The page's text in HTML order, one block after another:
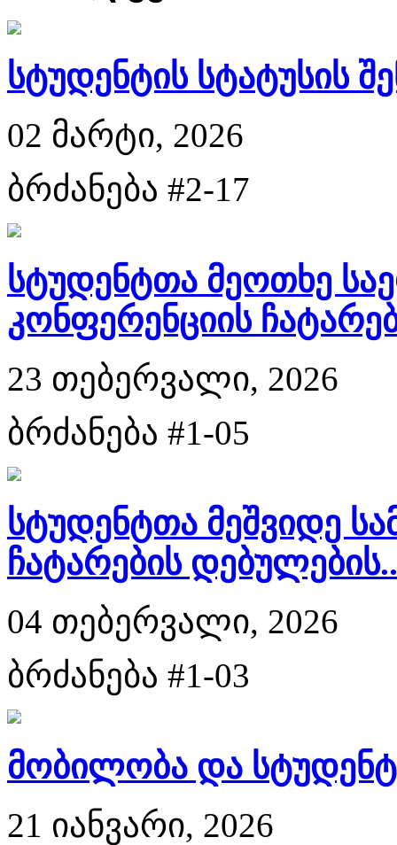
სტუდენტის სტატუსის
02 მარტი, 2026
ბრძანება #2-17
სტუდენტთა მეოთხე
კონფერენციის
23 თებერვალი, 2026
ბრძანება #1-05
სტუდენტთა მეშვიდე
ჩატარების
04 თებერვალი, 2026
ბრძანება #1-03
მობილობა და
21 იანვარი, 2026